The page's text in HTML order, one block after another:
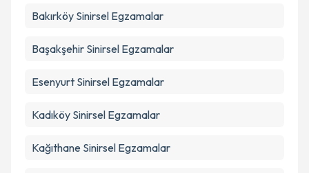
Bakırköy Sinirsel Egzamalar
Başakşehir Sinirsel Egzamalar
Esenyurt Sinirsel Egzamalar
Kadıköy Sinirsel Egzamalar
Kağıthane Sinirsel Egzamalar